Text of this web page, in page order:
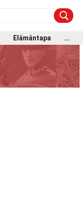
Elämäntapa ...